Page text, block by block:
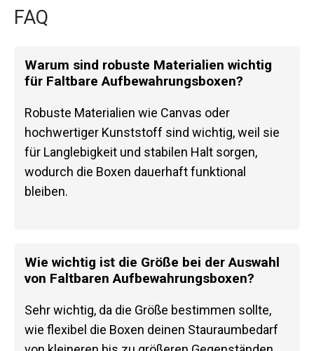
FAQ
Warum sind robuste Materialien wichtig
für Faltbare Aufbewahrungsboxen?
Robuste Materialien wie Canvas oder
hochwertiger Kunststoff sind wichtig, weil sie
für Langlebigkeit und stabilen Halt sorgen,
wodurch die Boxen dauerhaft funktional
bleiben.
Wie wichtig ist die Größe bei der Auswahl
von Faltbaren Aufbewahrungsboxen?
Sehr wichtig, da die Größe bestimmen sollte,
wie flexibel die Boxen deinen Stauraumbedarf